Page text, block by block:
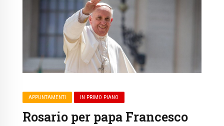
APPUNTAMENTI IN PRIMO PIANO
Rosario per papa Francesco